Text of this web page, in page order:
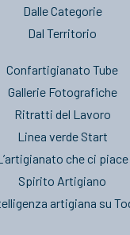
Dalle Categorie
Dal Territorio
Confartigianato Tube
Gallerie Fotografiche
Ritratti del Lavoro
Linea verde Start
che ci piace
Spirito Artigiano
artigiana su